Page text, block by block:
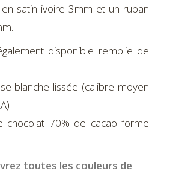
satin ivoire 3mm et un ruban
disponible remplie de
blanche lissée (calibre moyen
chocolat 70% de cacao forme
toutes les couleurs de